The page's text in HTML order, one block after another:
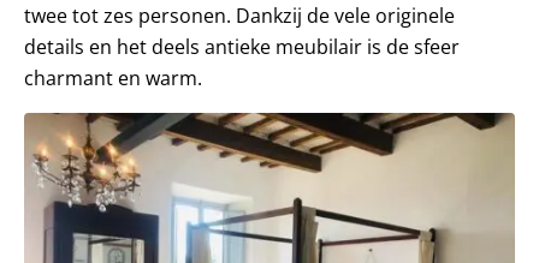
twee tot zes personen. Dankzij de vele originele
details en het deels antieke meubilair is de sfeer
charmant en warm.